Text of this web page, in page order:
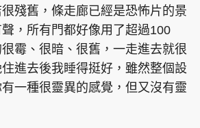
殘舊，條走廊已經是恐怖片的景
，所有門都好像用了超過100
霉、很暗、很舊，一走進去就很
進去後我睡得挺好，雖然整個設
一種很靈異的感覺，但又沒有靈